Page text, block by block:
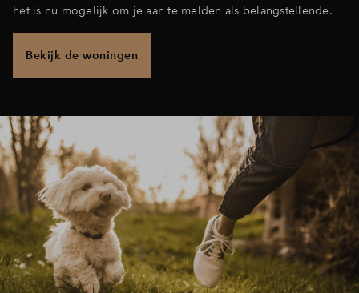
het is nu mogelijk om je aan te melden als belangstellende.
Bekijk de woningen